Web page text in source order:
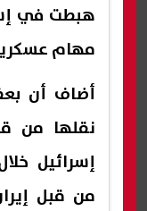
هبطت في
مهام
أضاف أن
نقلها من
إسرائيل
من قبل